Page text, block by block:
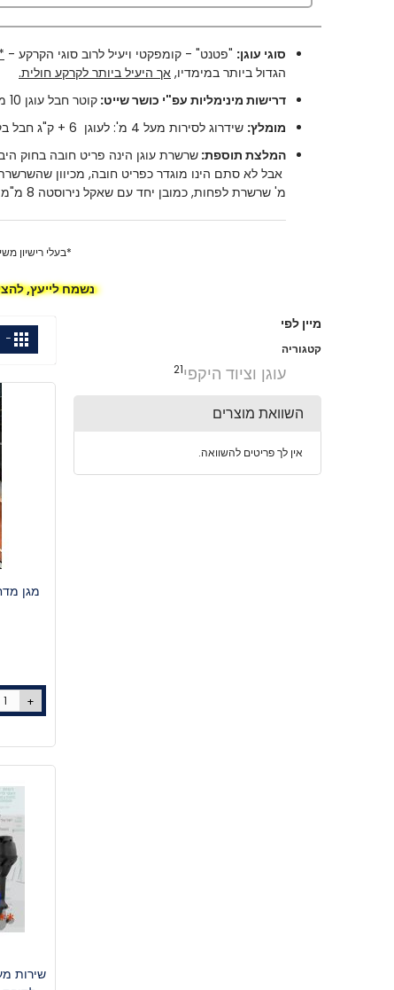
סוגי עוגן: "פטנט" - קומפקטי ויעיל לרוב סוגי הקרקע -
הגדול ביותר במימדיו, אך היעיל ביותר לקרקע חולית.
דרישות מינימליות עפ"י כושר שייט: קוטר חבל עוגן 10 מ"מ. עוגן במשקל 3 ק"ג
מומלץ: שידרוג לסירות מעל 4 מ': לעוגן 6 + ק"ג חבל בקוטר 12 מ"מ.
המלצת תוספת:שרשרת עוגן הינה פריט חובה בחוק היבש (3 מ' לסירות עד 7 מ'), אם כי לא תמיד נאכף בבחינת כושר השייט ספציפית בכלי שייט קטנים, וסירות
מ' שרשרת לפחות, כמובן יחד עם שאקל נירוסטה 8 מ"מ לחיבור השרשרת עם העוגן.
*בעלי רישיון
נשמח לייעץ,
גריד
מגן
+
שירות
מיין לפי
קטגוריה
עוגן וציוד היקפי21
השוואת מוצרים
אין לך פריטים להשוואה.